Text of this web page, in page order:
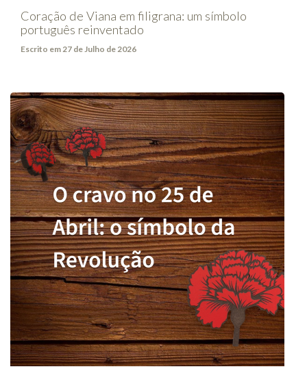
Coração de Viana em filigrana: um símbolo
português reinventado
Escrito em 27 de Julho de 2026